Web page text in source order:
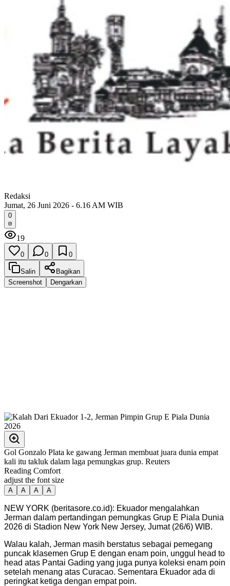
Redaksi
Jumat, 26 Juni 2026 - 6.16 AM WIB
0
19
0 0 0
Salin
Bagikan
Screenshot
Dengarkan
Gol Gonzalo Plata ke gawang Jerman membuat juara dunia empat
kali itu takluk dalam laga pemungkas grup. Reuters
Reading Comfort
adjust the font size
A A A A
NEW YORK (beritasore.co.id): Ekuador mengalahkan
Jerman dalam pertandingan pemungkas Grup E Piala Dunia
2026 di Stadion New York New Jersey, Jumat (26/6) WIB.
Walau kalah, Jerman masih berstatus sebagai pemegang
puncak klasemen Grup E dengan enam poin, unggul head to
head atas Pantai Gading yang juga punya koleksi enam poin
setelah menang atas Curacao. Sementara Ekuador ada di
peringkat ketiga dengan empat poin.